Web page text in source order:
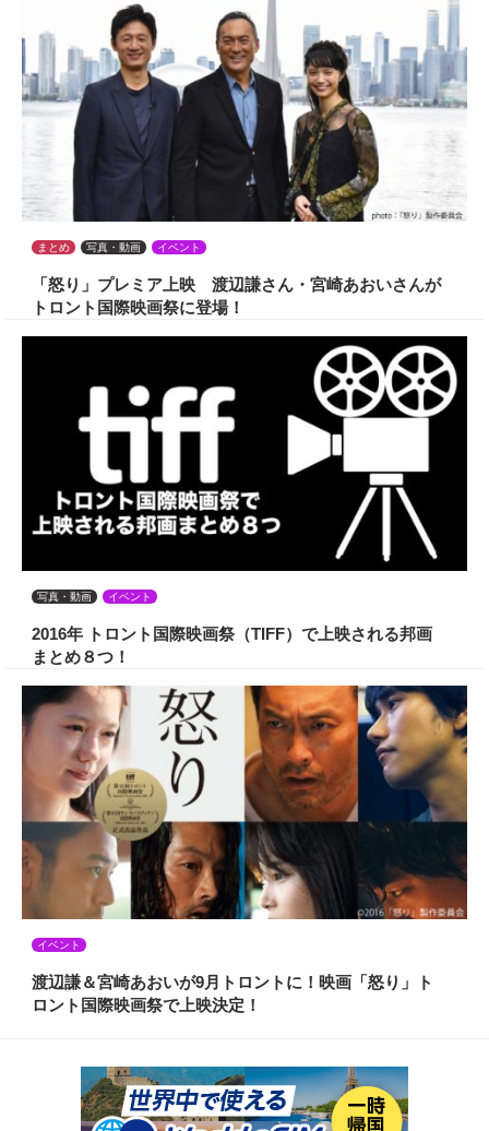
まとめ 写真・動画 イベント
「怒り」プレミア上映 渡辺謙さん・宮崎あおいさんが
トロント国際映画祭に登場！
写真・動画 イベント
2016年 トロント国際映画祭（TIFF）で上映される邦画
まとめ８つ！
イベント
渡辺謙＆宮崎あおいが9月トロントに！映画「怒り」ト
ロント国際映画祭で上映決定！